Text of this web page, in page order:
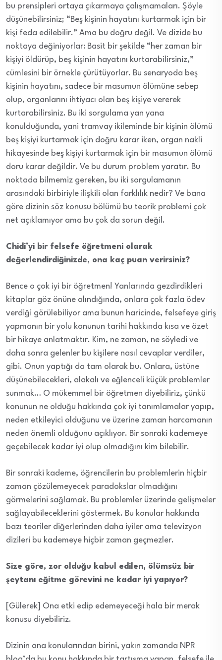
bu prensipleri ortaya çıkarmaya çalışmamaları. Şöyle
düşünebilirsiniz; “Beş kişinin hayatını kurtarmak için bir
kişi feda edilebilir.” Ama bu doğru değil. Ve dizide bu
noktaya değiniyorlar: Basit bir şekilde “her zaman bir
kişiyi öldürüp, beş kişinin hayatını kurtarabilirsiniz,”
cümlesini bir örnekle çürütüyorlar. Bu senaryoda beş
kişinin hayatını, sadece bir masumun ölümüne sebep
olup, organlarını ihtiyacı olan beş kişiye vererek
kurtarabilirsiniz. Bu iki sorgulama yan yana
konulduğunda, yani tramvay ikileminde bir kişinin ölümü
beş kişiyi kurtarmak için doğru karar iken, organ nakli
hikayesinde beş kişiyi kurtarmak için bir masumun ölümü
doru karar değildir. Ve bu durum problem yaratır. Bu
noktada bilmemiz gereken, bu iki sorgulamanın
arasındaki birbiriyle ilişkili olan farklılık nedir? Ve bana
göre dizinin söz konusu bölümü bu teorik problemi çok
net açıklamıyor ama bu çok da sorun değil.
Chidi’yi bir felsefe öğretmeni olarak
değerlendirdiğinizde, ona kaç puan verirsiniz?
Bence o çok iyi bir öğretmen! Yanlarında gezdirdikleri
kitaplar göz önüne alındığında, onlara çok fazla ödev
verdiği görülebiliyor ama bunun haricinde, felsefeye giriş
yapmanın bir yolu konunun tarihi hakkında kısa ve özet
bir hikaye anlatmaktır. Kim, ne zaman, ne söyledi ve
daha sonra gelenler bu kişilere nasıl cevaplar verdiler,
gibi. Onun yaptığı da tam olarak bu. Onlara, üstüne
düşünebilecekleri, alakalı ve eğlenceli küçük problemler
sunmak… O mükemmel bir öğretmen diyebiliriz, çünkü
konunun ne olduğu hakkında çok iyi tanımlamalar yapıp,
neden etkileyici olduğunu ve üzerine zaman harcamanın
neden önemli olduğunu açıklıyor. Bir sonraki kademeye
geçebilecek kadar iyi olup olmadığını kim bilebilir.
Bir sonraki kademe, öğrencilerin bu problemlerin hiçbir
zaman çözülemeyecek paradokslar olmadığını
görmelerini sağlamak. Bu problemler üzerinde gelişmeler
sağlayabileceklerini göstermek. Bu konular hakkında
bazı teoriler diğerlerinden daha iyiler ama televizyon
dizileri bu kademeye hiçbir zaman geçmezler.
Size göre, zor olduğu kabul edilen, ölümsüz bir
şeytanı eğitme görevini ne kadar iyi yapıyor?
[Gülerek] Ona etki edip edemeyeceği hala bir merak
konusu diyebiliriz.
Dizinin ana konularından birini, yakın zamanda NPR